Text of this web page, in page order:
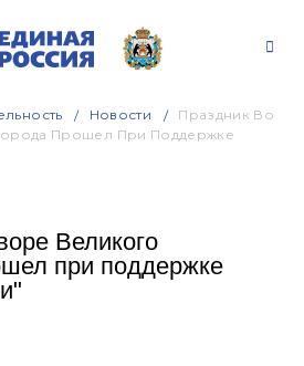
Новости
Праздник Во
Прошел При Поддержке
Великого
при поддержке